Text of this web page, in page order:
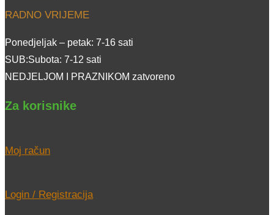
RADNO VRIJEME
Ponedjeljak – petak: 7-16 sati
SUB:Subota: 7-12 sati
NEDJELJOM I PRAZNIKOM zatvoreno
Za korisnike
Moj račun
Login / Registracija